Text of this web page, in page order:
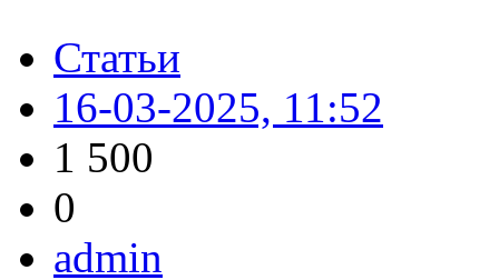
Статьи
16-03-2025, 11:52
1 500
0
admin